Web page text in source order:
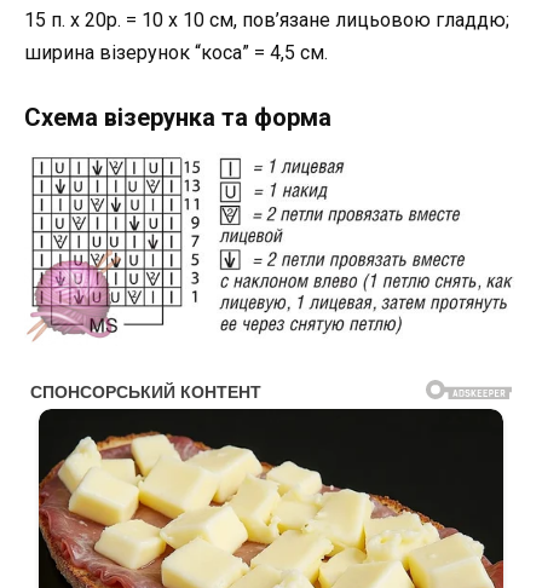
15 п. х 20р. = 10 x 10 см, пов’язане лицьовою гладдю;
ширина візерунок “коса” = 4,5 см.
Схема візерунка та форма